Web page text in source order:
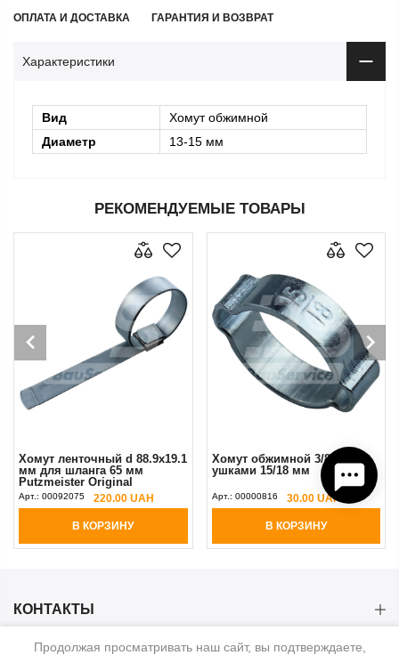
ОПЛАТА И ДОСТАВКА ГАРАНТИЯ И ВОЗВРАТ
Характеристики
Вид
Хомут обжимной
Диаметр
13-15 мм
РЕКОМЕНДУЕМЫЕ ТОВАРЫ
Хомут ленточный d 88.9х19.1
мм для шланга 65 мм
Putzmeister Original
Арт.: 00092075 220.00 UAH
В КОРЗИНУ
Хомут обжимной 3/8" с 2
ушками 15/18 мм
Арт.: 00000816 30.00 UAH
В КОРЗИНУ
КОНТАКТЫ
Продолжая просматривать наш сайт, вы подтверждаете,